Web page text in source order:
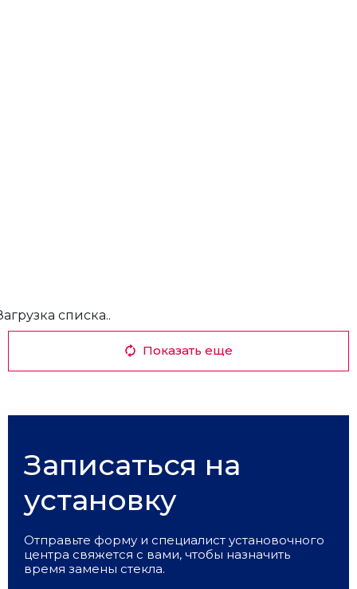
списка..
Показать еще
Записаться на
установку
Отправьте форму и специалист установочного
центра свяжется с вами, чтобы назначить
время замены стекла.